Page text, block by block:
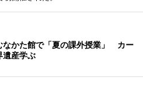
なかた館で「夏の課外授業」 カー
遺産学ぶ